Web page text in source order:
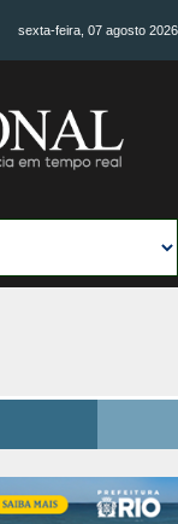
sexta-feira, 07 agosto 2026